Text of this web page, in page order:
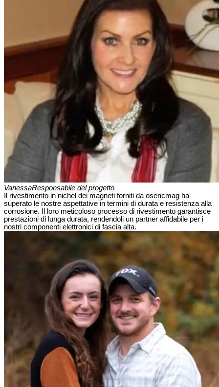
VanessaResponsabile del progetto
Il rivestimento in nichel dei magneti forniti da osencmag ha
superato le nostre aspettative in termini di durata e resistenza alla
corrosione. Il loro meticoloso processo di rivestimento garantisce
prestazioni di lunga durata, rendendoli un partner affidabile per i
nostri componenti elettronici di fascia alta.